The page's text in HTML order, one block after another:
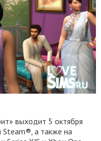
выходит 5 октября
а также на